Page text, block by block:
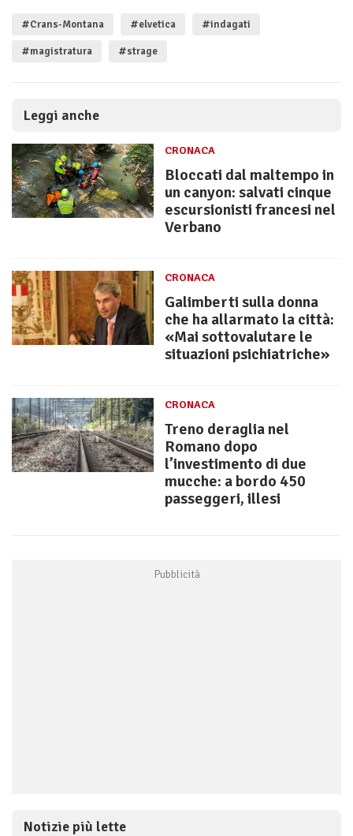
#Crans-Montana #elvetica #indagati
#magistratura #strage
Leggi anche
CRONACA
Bloccati dal maltempo in
un canyon: salvati cinque
escursionisti francesi nel
Verbano
CRONACA
Galimberti sulla donna
che ha allarmato la città:
«Mai sottovalutare le
situazioni psichiatriche»
CRONACA
Treno deraglia nel
Romano dopo
l’investimento di due
mucche: a bordo 450
passeggeri, illesi
Notizie più lette